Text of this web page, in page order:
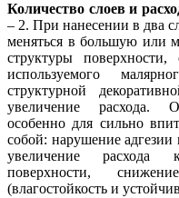
Количество слоев и
– 2. При нанесении в два
меняться в большую или
структуры
используемого
структурной
увеличение расхода.
особенно для сильно
собой: нарушение
увеличение расхода
поверхности,
(влагостойкость и